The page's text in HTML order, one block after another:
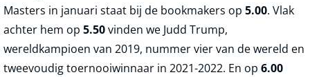
Masters in januari staat bij de bookmakers op 5.00. Vlak
achter hem op 5.50vinden we Judd Trump,
wereldkampioen van 2019, nummer vier van de wereld en
tweevoudig toernooiwinnaar in 2021-2022. En op 6.00